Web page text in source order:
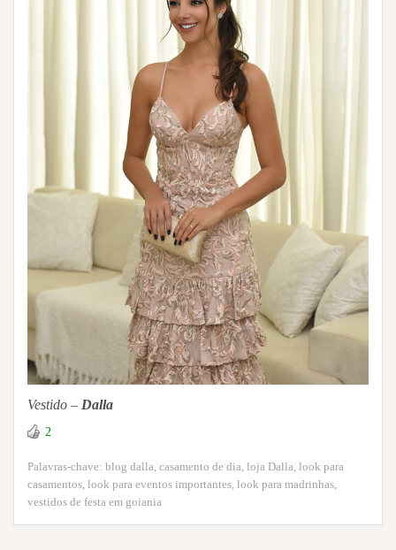
Vestido – Dalla
2
Palavras-chave: blog dalla casamento de dia loja Dalla look para
casamentos look para eventos importantes look para madrinhas
vestidos de festa em goiania